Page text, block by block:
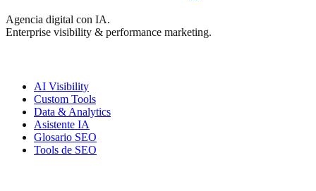
Agencia digital con IA.
Enterprise visibility & performance marketing.
AI Visibility
Custom Tools
Data & Analytics
Asistente IA
Glosario SEO
Tools de SEO